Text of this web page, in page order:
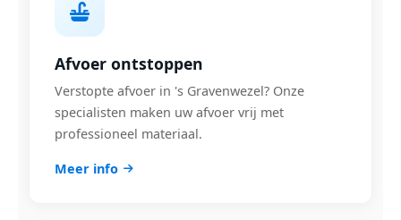
Afvoer ontstoppen
Verstopte afvoer in 's Gravenwezel? Onze
specialisten maken uw afvoer vrij met
professioneel materiaal.
Meer info